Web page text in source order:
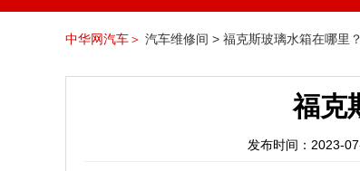
中华网汽车＞ 汽车维修间 > 福克斯玻璃水箱在哪里？
福克
发布时间：2023-